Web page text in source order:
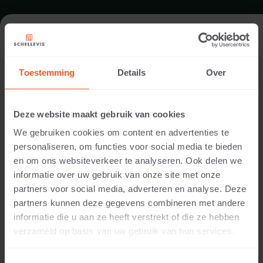
Toestemming Details Over
Deze website maakt gebruik van cookies
We gebruiken cookies om content en advertenties te
personaliseren, om functies voor social media te bieden
en om ons websiteverkeer te analyseren. Ook delen we
informatie over uw gebruik van onze site met onze
partners voor social media, adverteren en analyse. Deze
partners kunnen deze gegevens combineren met andere
informatie die u aan ze heeft verstrekt of die ze hebben
verzameld op basis van uw gebruik van hun services.
JARDIN À VUGHT
Architecte:
Réalisation:
van der Steen Tuinen
Lieu:
Brabant
Utilisation:
JARDIN
Photographie:
Cees Rijnen
Produits: